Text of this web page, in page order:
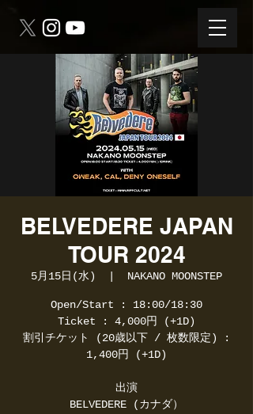
BELVEDERE JAPAN
TOUR 2024
5月15日(水) NAKANO MOONSTEP
Open/Start : 18:00/18:30
Ticket : 4,000円 (+1D)
割引チケット (20歳以下 / 枚数限定) :
1,400円 (+1D)
出演
BELVEDERE (カナダ）